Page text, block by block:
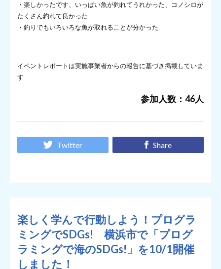
・楽しかったです、いっぱい魚が釣れてうれかった、コノシロが
たくさん釣れて良かった
・釣りでもいろいろな魚が取れることが分かった
イベントレポートは実施事業者からの報告に基づき掲載していま
す
参加人数：46人
Twitter Share
楽しく学んで行動しよう！プログラ
ミングでSDGs! 横浜市で「プログ
ラミングで海のSDGs!」を10/1開催
しました！